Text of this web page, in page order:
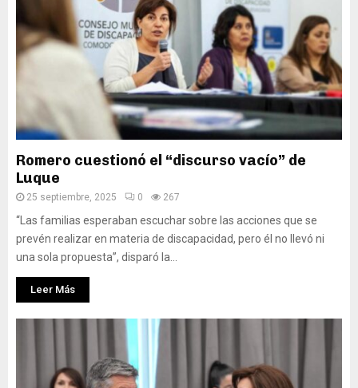
Romero cuestionó el “discurso vacío” de
Luque
25 septiembre, 2025 0 267
“Las familias esperaban escuchar sobre las acciones que se
prevén realizar en materia de discapacidad, pero él no llevó ni
una sola propuesta”, disparó la...
Leer Más